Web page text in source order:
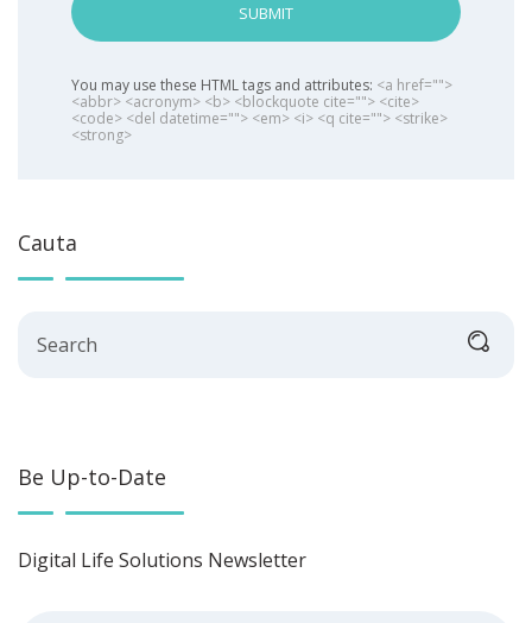
SUBMIT
You may use these HTML tags and attributes: <a href="">
<abbr> <acronym> <b> <blockquote cite=""> <cite>
<code> <del datetime=""> <em> <i> <q cite=""> <strike>
<strong>
Cauta
Be Up-to-Date
Digital Life Solutions Newsletter